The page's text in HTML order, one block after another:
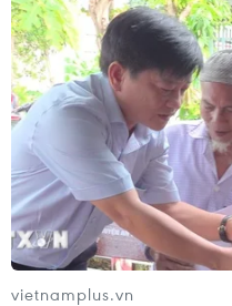
Lai Châu: Khai
trường Putaleng
vietnamplus.vn